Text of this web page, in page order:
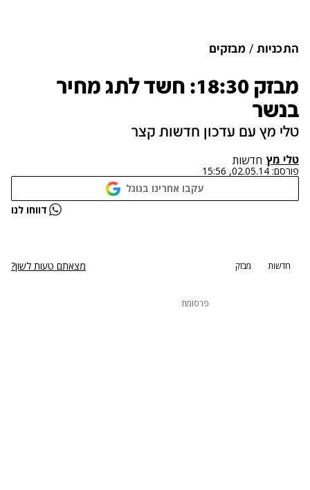
התכניות מבזקים
מבזק 18:30: חשד לתג מחיר
בנשר
טלי מץ עם עדכון חדשות קצר
טלי מץ חדשות
פורסם:02.05.14, 15:56
עקבו אחרינו בגוגל
נתקלנו בבעיה דווחו לנו
חדשות מבזק מצאתם טעות לשון?
פרסומת